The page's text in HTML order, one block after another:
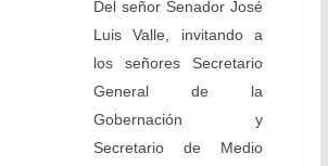
Del señor Senador José
Luis Valle, invitando a
los señores Secretario
General de la
Gobernación y
Secretario de Medio